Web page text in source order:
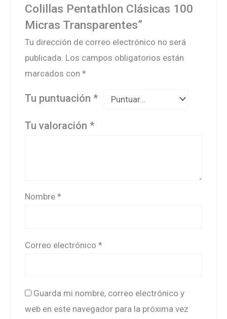
Colillas Pentathlon Clásicas 100
Micras Transparentes”
Tu dirección de correo electrónico no será
publicada. Los campos obligatorios están
marcados con*
Tu puntuación*
Tu valoración*
Nombre*
Correo electrónico*
Guarda mi nombre, correo electrónico y
web en este navegador para la próxima vez